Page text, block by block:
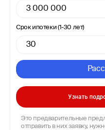
Срок ипотеки (1-30 лет)
Узнать
Это предварительные
отправить в них заявку,